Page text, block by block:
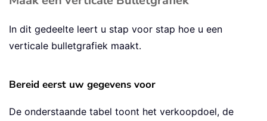
In dit gedeelte leert u stap voor stap hoe u een
verticale bulletgrafiek maakt.
Bereid eerst uw gegevens voor
De onderstaande tabel toont het verkoopdoel, de